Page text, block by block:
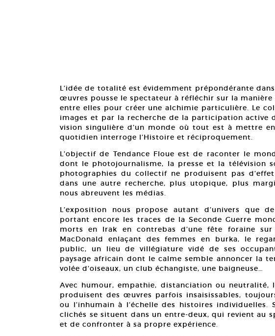
L’idée de totalité est évidemment prépondérante
œuvres pousse le spectateur à réfléchir sur la
entre elles pour créer une alchimie particulière. Le
images et par la recherche de la participation active
vision singulière d’un monde où tout est à mettre
quotidien interroge l’Histoire et réciproquement.
L’objectif de Tendance Floue est de raconter le
dont le photojournalisme, la presse et la télévision
photographies du collectif ne produisent pas
dans une autre recherche, plus utopique, plus
nous abreuvent les médias.
L’exposition nous propose autant d’univers que
portant encore les traces de la Seconde Guerre
morts en Irak en contrebas d’une fête foraine
MacDonald enlaçant des femmes en burka, le
public, un lieu de villégiature vidé de ses
paysage africain dont le calme semble annoncer la
volée d’oiseaux, un club échangiste, une baigneuse…
Avec humour, empathie, distanciation ou neutralité,
produisent des œuvres parfois insaisissables,
ou l’inhumain à l’échelle des histoires individuelles.
clichés se situent dans un entre-deux, qui revient au
et de confronter à sa propre expérience.